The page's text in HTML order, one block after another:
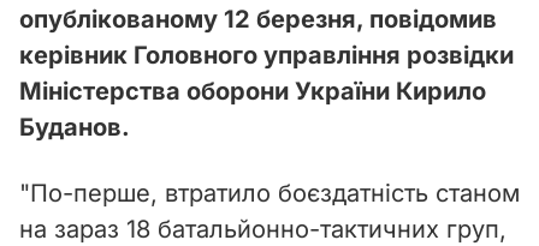
опублікованому 12 березня, повідомив
керівник Головного управління розвідки
Міністерства оборони України Кирило
Буданов.
"По-перше, втратило боєздатність станом
на зараз 18 батальйонно-тактичних груп,